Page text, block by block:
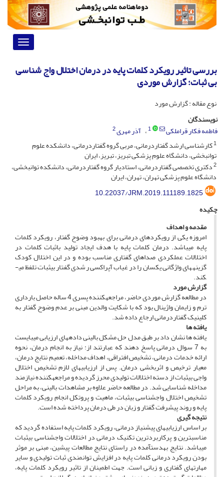
Toggle
بررسی تاثیر رویکرد کلمات پایه در درمان اختلال واج شناسی
بی ثبات؛ گزارش موردی
نوع مقاله : گزارش مورد
نویسندگان
فاطمه فکار قراملکی
1 آذر مهری2
1کارشناسی ارشد گفتاردرمانی، مربی گروه گفتاردرمانی، دانشکده علوم
توانبخشی، دانشگاه علوم پزشکی تبریز، تبریز، ایران
2دکتری تخصصی گفتاردرمانی، استادیار گروه گفتاردرمانی، دانشکده توانبخشی،
دانشگاه علوم پزشکی تهران، تهران، ایران
10.22037/JRM.2019.111189.1825
چکیده
مقدمه و اهداف
امروزه یکی از رویکردهای درمانی برای بهبود وضوح گفتار، رویکرد کلمات
پایه می­باشد. درمان کلمات پایه با هدف ایجاد تولید باثبات کلمات در
اختلالات عملکردی صداهای گفتاری مناسب بوده و در این اختلال کودک
گزینه­های واژگانی یکسان را در غیاب آپراکسی رشدی گفتار بی­ثبات تلفظ می­
کند.
گزارش مورد
در مطالعه گزارش موردی حاضر، مراجعه­کننده پسری 4 ساله حاصل بارداری
ترم و زایمان واژینال بود که با شکایت والدین مبنی بر عدم وضوح گفتار به
کلینیک گفتاردرمانی ارجاع داده شد.
یافته­ ها
یافته­ ها نشان داد بر طبق مدل حل مشکل بالینی داده­های ارزیابی می­بایست
به 7 سوال درمانی پاسخ دهند که عبارتند از: نیاز به انجام درمان، نحوه
ارائه خدمات درمانی، تشخیص افتراقی، اهداف مداخله، تعمیم نتایج درمان،
معیار ترخیص و اثربخشی درمان. پس از ارزیابی­های لازم تشخیص اختلال
واجی بی­ثبات از دسته اختلالات تولیدی محرز گردیده و مراجعه­کننده نیازمند
مداخله شناسایی شد. در مطالعه حاضر علاوه بر مشاهدات بالینی، به مراحل
تشخیص اختلال واج­شناسی بی­ثبات، ماهیت و پروتکل انجام رویکرد کلمات
پایه و روند پیشرفت گفتار و زبان در طی درمان پرداخته شده است.
نتیجه­ گیری
بر اساس ارزیابی­های پیش­نیاز درمانی، رویکرد کلمات پایه استفاده گردید که
مناسب­ترین و پرکاربردترین تکنیک درمانی در اختلالات واج­شناسی بی­ثبات
می­باشد. نتایج به­دست­آمده در راستای نتایج مطالعات پیشین، مبنی بر موثر
بودن رویکرد درمانی کلمات پایه در افزایش توانمندی ثبات تولیدی و سایر
مهارت­های گفتاری و زبانی است. جهت اطمینان از تاثیر رویکرد کلمات پایه،